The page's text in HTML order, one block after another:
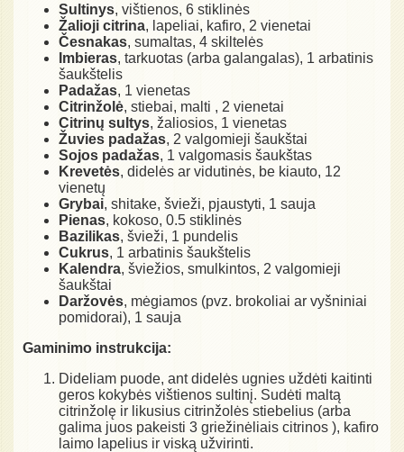
Sultinys, vištienos, 6 stiklinės
Žalioji citrina, lapeliai, kafiro, 2 vienetai
Česnakas, sumaltas, 4 skiltelės
Imbieras, tarkuotas (arba galangalas), 1 arbatinis
šaukštelis
Padažas, 1 vienetas
Citrinžolė, stiebai, malti , 2 vienetai
Citrinų sultys, žaliosios, 1 vienetas
Žuvies padažas, 2 valgomieji šaukštai
Sojos padažas, 1 valgomasis šaukštas
Krevetės, didelės ar vidutinės, be kiauto, 12
vienetų
Grybai, shitake, švieži, pjaustyti, 1 sauja
Pienas, kokoso, 0.5 stiklinės
Bazilikas, švieži, 1 pundelis
Cukrus, 1 arbatinis šaukštelis
Kalendra, šviežios, smulkintos, 2 valgomieji
šaukštai
Daržovės, mėgiamos (pvz. brokoliai ar vyšniniai
pomidorai), 1 sauja
Gaminimo instrukcija:
Dideliam puode, ant didelės ugnies uždėti kaitinti
geros kokybės vištienos sultinį. Sudėti maltą
citrinžolę ir likusius citrinžolės stiebelius (arba
galima juos pakeisti 3 griežinėliais citrinos ), kafiro
laimo lapelius ir viską užvirinti.